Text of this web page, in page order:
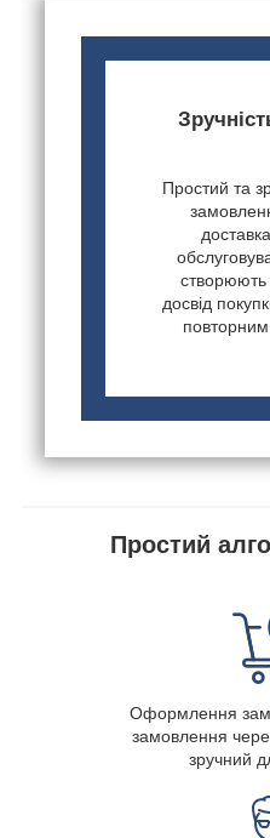
Простий та
створюють
досвід
Простий
Оформлення
замовлення
зручний